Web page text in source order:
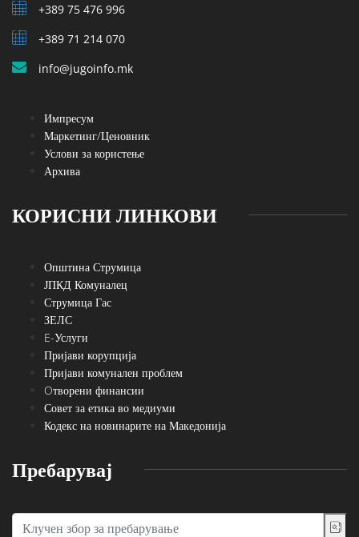
+389 75 476 996
+389 71 214 070
info@jugoinfo.mk
Импресум
Маркетинг/Ценовник
Услови за користење
Архива
КОРИСНИ ЛИНКОВИ
Општина Струмица
ЈПКД Комуналец
Струмица Гас
ЗЕЛС
E-Услуги
Пријави корупција
Пријави комунален проблем
Oтворени финансии
Совет за етика во медиуми
Кодекс на новинарите на Македонија
Пребарувај